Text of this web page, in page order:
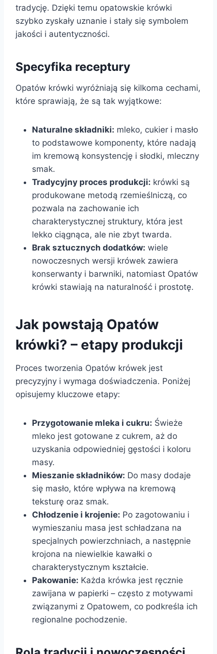
tradycję. Dzięki temu opatowskie krówki
szybko zyskały uznanie i stały się symbolem
jakości i autentyczności.
Specyfika receptury
Opatów krówki wyróżniają się kilkoma cechami,
które sprawiają, że są tak wyjątkowe:
Naturalne składniki: mleko, cukier i masło
to podstawowe komponenty, które nadają
im kremową konsystencję i słodki, mleczny
smak.
Tradycyjny proces produkcji: krówki są
produkowane metodą rzemieślniczą, co
pozwala na zachowanie ich
charakterystycznej struktury, która jest
lekko ciągnąca, ale nie zbyt twarda.
Brak sztucznych dodatków: wiele
nowoczesnych wersji krówek zawiera
konserwanty i barwniki, natomiast Opatów
krówki stawiają na naturalność i prostotę.
Jak powstają Opatów
krówki? – etapy produkcji
Proces tworzenia Opatów krówek jest
precyzyjny i wymaga doświadczenia. Poniżej
opisujemy kluczowe etapy:
Przygotowanie mleka i cukru: Świeże
mleko jest gotowane z cukrem, aż do
uzyskania odpowiedniej gęstości i koloru
masy.
Mieszanie składników: Do masy dodaje
się masło, które wpływa na kremową
teksturę oraz smak.
Chłodzenie i krojenie: Po zagotowaniu i
wymieszaniu masa jest schładzana na
specjalnych powierzchniach, a następnie
krojona na niewielkie kawałki o
charakterystycznym kształcie.
Pakowanie: Każda krówka jest ręcznie
zawijana w papierki – często z motywami
związanymi z Opatowem, co podkreśla ich
regionalne pochodzenie.